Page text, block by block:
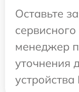
Оставьте
менеджер
уточнения
устройства